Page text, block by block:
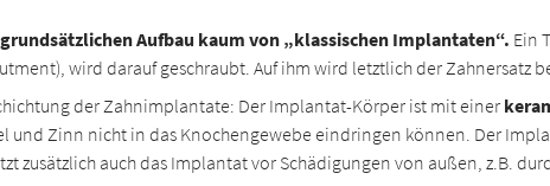
Aufbau kaum von „klassischen Implantaten“. Ein
wird darauf geschraubt. Auf ihm wird letztlich der Zahnersatz
der Zahnimplantate: Der Implantat-Körper ist mit einer
und Zinn nicht in das Knochengewebe eindringen können. Der
zusätzlich auch das Implantat vor Schädigungen von außen, z.B.